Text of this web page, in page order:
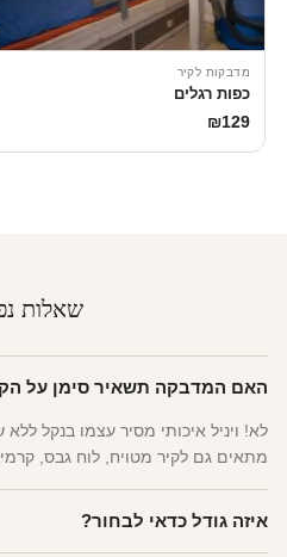
מדבקות לקיר
כפות רגלים
₪129
שאלות
האם המדבקה תשאיר סימן על
לא! ויניל איכותי מסיר עצמו בנקל
מתאים גם לקיר מטויח, לוח גבס,
איזה גודל כדאי לבחור?